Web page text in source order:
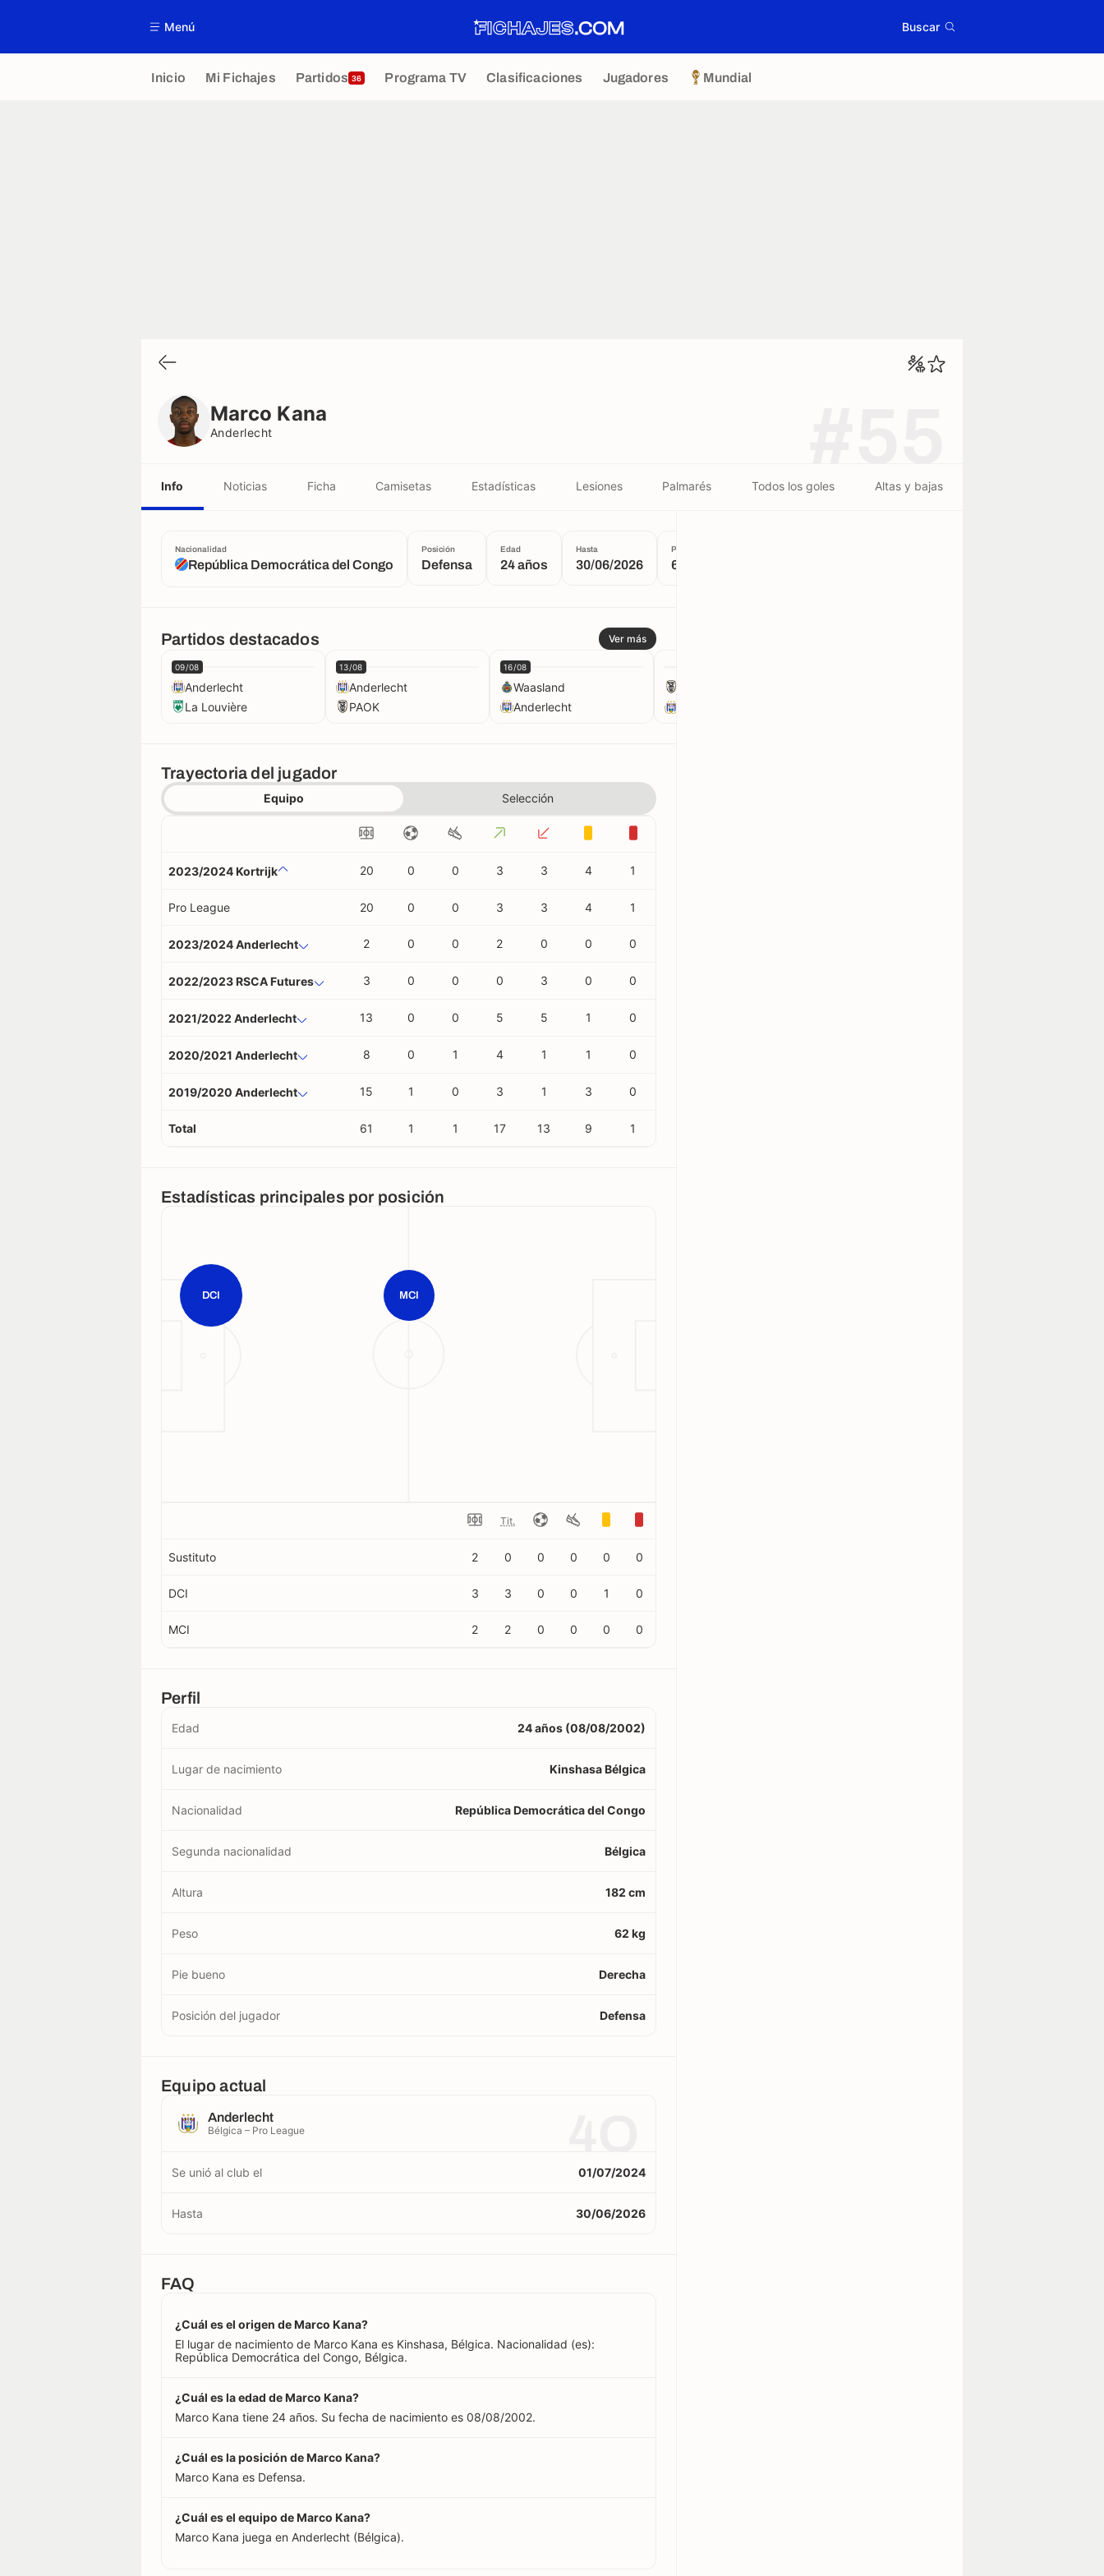
Menú Buscar
Inicio Mi Fichajes Partidos 36 Programa TV Clasificaciones Jugadores Mundial
Marco Kana
Anderlecht
Info Noticias Ficha Camisetas Estadísticas Lesiones Palmarés Todos los goles Altas y bajas
Nacionalidad
República Democrática del Congo
Posición
Defensa
Edad
24 años
Hasta
30/06/2026
Peso
62 kg
Partidos destacados Ver más
09/08
Anderlecht
La Louvière
13/08
Anderlecht
PAOK
16/08
Waasland
Anderlecht
Trayectoria del jugador
Equipo Selección
2023/2024 Kortrijk 20 0 0 3 3 4 1
Pro League 20 0 0 3 3 4 1
2023/2024 Anderlecht 2 0 0 2 0 0 0
2022/2023 RSCA Futures 3 0 0 0 3 0 0
2021/2022 Anderlecht 13 0 0 5 5 1 0
2020/2021 Anderlecht 8 0 1 4 1 1 0
2019/2020 Anderlecht 15 1 0 3 1 3 0
Total 61 1 1 17 13 9 1
Estadísticas principales por posición
DCI MCI
Tit.
Sustituto 2 0 0 0 0 0
DCI 3 3 0 0 1 0
MCI 2 2 0 0 0 0
Perfil
Edad 24 años (08/08/2002)
Lugar de nacimiento Kinshasa Bélgica
Nacionalidad República Democrática del Congo
Segunda nacionalidad Bélgica
Altura 182 cm
Peso 62 kg
Pie bueno Derecha
Posición del jugador Defensa
Equipo actual
Anderlecht
Bélgica – Pro League
Se unió al club el 01/07/2024
Hasta 30/06/2026
FAQ
¿Cuál es el origen de Marco Kana?
El lugar de nacimiento de Marco Kana es Kinshasa, Bélgica. Nacionalidad (es):
República Democrática del Congo, Bélgica.
¿Cuál es la edad de Marco Kana?
Marco Kana tiene 24 años. Su fecha de nacimiento es 08/08/2002.
¿Cuál es la posición de Marco Kana?
Marco Kana es Defensa.
¿Cuál es el equipo de Marco Kana?
Marco Kana juega en Anderlecht (Bélgica).